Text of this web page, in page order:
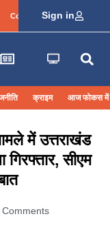
Contact Info Login
Sign in
क्राइम आज फोकस में
में उत्तराखंड
सीएम
Comments